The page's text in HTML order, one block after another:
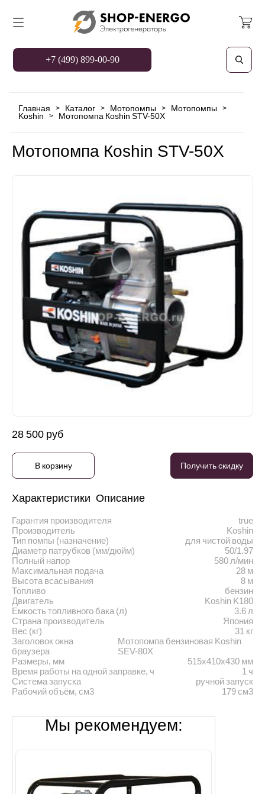
+7 (499) 899-00-90
Главная > Каталог > Мотопомпы > Мотопомпы >
Koshin > Мотопомпа Кoshin STV-50X
Мотопомпа Кoshin STV-50X
28 500 руб
В корзину Получить скидку
Характеристики Описание
Гарантия производителя
true
Производитель
Koshin
Тип помпы (назначение)
для чистой воды
Диаметр патрубков (мм/дюйм)
50/1.97
Полный напор
580 л/мин
Максимальная подача
28 м
Высота всасывания
8 м
Топливо
бензин
Двигатель
Koshin K180
Емкость топливного бака (л)
3.6 л
Страна производитель
Япония
Вес (кг)
31 кг
Заголовок окна
браузера
Мотопомпа бензиновая Koshin
SEV-80X
Размеры, мм
515х410х430 мм
Время работы на одной заправке, ч
1 ч
Система запуска
ручной запуск
Рабочий объём, см3
179 см3
Мы рекомендуем: